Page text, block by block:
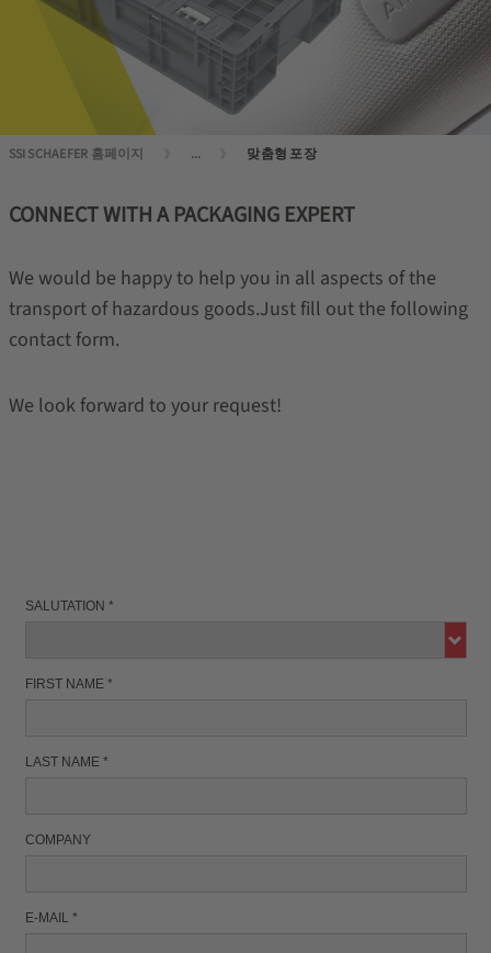
SSI SCHAEFER 홈페이지 ... 맞춤형 포장
CONNECT WITH A PACKAGING EXPERT
We would be happy to help you in all aspects of the
transport of hazardous goods.Just fill out the following
contact form.
We look forward to your request!